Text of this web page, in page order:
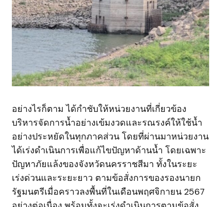
อย่างไรก็ตาม ได้กำชับให้หน่วยงานที่เกี่ยวข้อง
บริหารจัดการน้ำอย่างเข้มงวดและรณรงค์ให้ใช้น้ำ
อย่างประหยัดในทุกภาคส่วน โดยที่ผ่านมาหน่วยงาน
ได้เร่งดำเนินการเพื่อแก้ไขปัญหาด้านน้ำ โดยเฉพาะ
ปัญหาภัยแล้งของจังหวัดนครราชสีมา ทั้งในระยะ
เร่งด่วนและระยะยาว ตามข้อสั่งการของรองนายก
รัฐมนตรีเมื่อคราวลงพื้นที่ในเดือนพฤศจิกายน 2567